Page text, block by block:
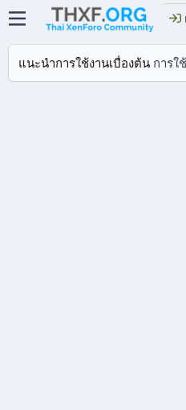
แนะนำการใช้งานเบื่องต้น การใ